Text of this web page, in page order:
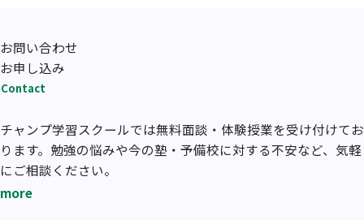
お問い合わせ
お申し込み
Contact
チャンプ学習スクールでは無料面談・体験授業を受け付けてお
ります。勉強の悩みや今の塾・予備校に対する不安など、気軽
にご相談ください。
more